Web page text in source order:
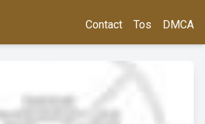
Contact Tos DMCA